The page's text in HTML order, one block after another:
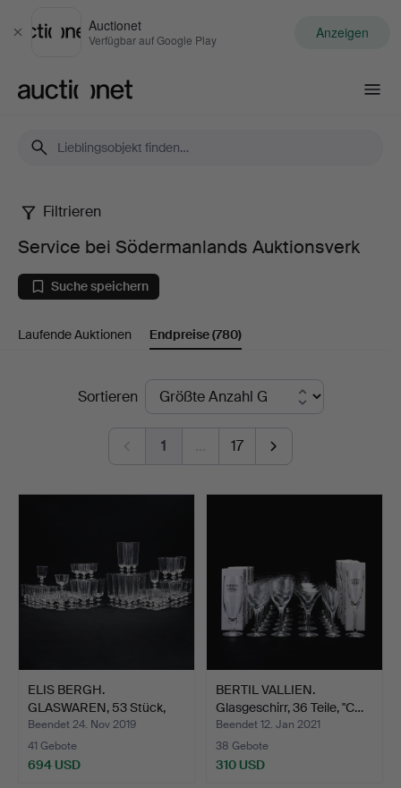
Schließen
Auctionet
Verfügbar auf Google Play Anzeigen
Service
bei
Södermanlands
Auktionsverk
Filtrieren
Service bei Södermanlands Auktionsverk
Suche speichern
Laufende Auktionen Endpreise(780)
EndpreiseSortieren
1 … 17
ELIS BERGH.
GLASWAREN, 53 Stück,
"Karlberg…
Beendet 24. Nov 2019
41 Gebote
694 USD
BERTIL VALLIEN.
Glasgeschirr, 36 Teile, "C…
Beendet 12. Jan 2021
38 Gebote
310 USD